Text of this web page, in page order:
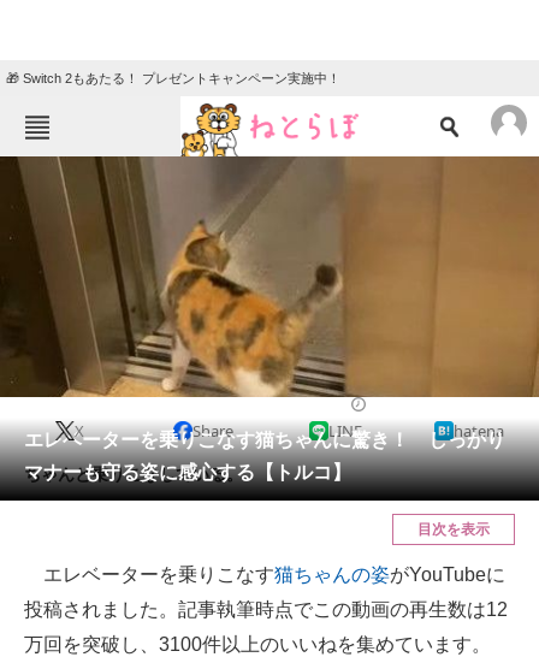
🎁 Switch 2もあたる！ プレゼントキャンペーン実施中！
ねとらぼメニュー
TOP
グルメ
教育・育児
リサーチ
会員記事
メディア
ITの今と未来を見通す
スマホと通信の最新トレンド
エレベーターを乗りこなす猫ちゃんに驚き！ しっかり
マナーも守る姿に感心する【トルコ】
X Share LINE hatena
ちゃんと乗りこなしている。
目次を表示
エレベーターを乗りこなす猫ちゃんの姿がYouTubeに
投稿されました。記事執筆時点でこの動画の再生数は12
万回を突破し、3100件以上のいいねを集めています。